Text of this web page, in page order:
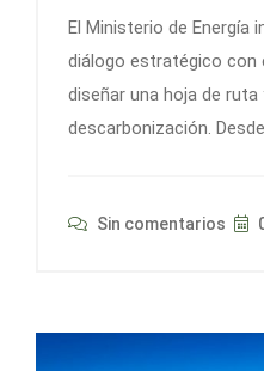
El Ministerio de Energía
diálogo estratégico con
diseñar una hoja de
descarbonización.
Sin comentarios